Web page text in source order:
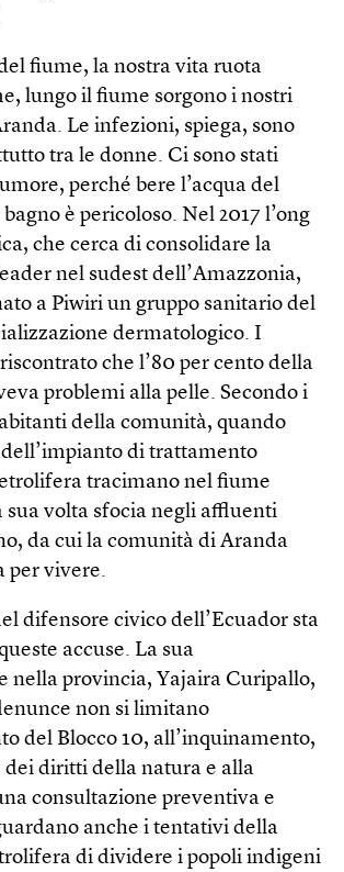
fiume, la nostra vita ruota
lungo il fiume sorgono i nostri
Le infezioni, spiega, sono
tra le donne. Ci sono stati
perché bere l’acqua del
è pericoloso. Nel 2017 l’ong
che cerca di consolidare la
nel sudest dell’Amazzonia,
a Piwiri un gruppo sanitario del
dermatologico. I
che l’80 per cento della
problemi alla pelle. Secondo i
della comunità, quando
di trattamento
tracimano nel fiume
sua volta sfocia negli affluenti
da cui la comunità di Aranda
per vivere.
difensore civico dell’Ecuador sta
accuse. La sua
nella provincia, Yajaira Curipallo,
non si limitano
del Blocco 10, all’inquinamento,
dei diritti della natura e alla
consultazione preventiva e
anche i tentativi della
di dividere i popoli indigeni